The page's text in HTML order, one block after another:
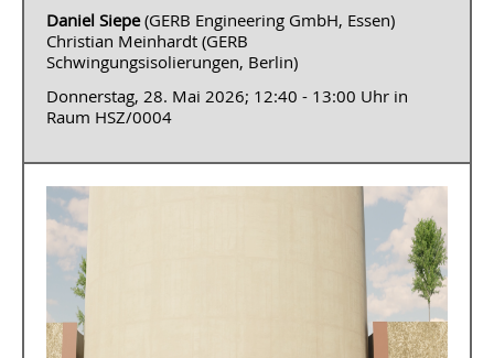
Daniel Siepe(GERB Engineering GmbH, Essen)
Christian Meinhardt (GERB
Schwingungsisolierungen, Berlin)
Donnerstag, 28. Mai 2026; 12:40 - 13:00 Uhr in
Raum HSZ/0004